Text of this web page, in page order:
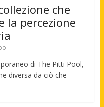
che
la percezione
di The Pitti Pool,
diversa da ciò che